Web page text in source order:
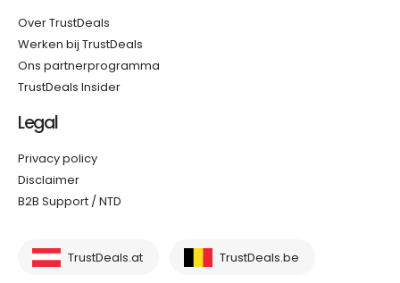
Over TrustDeals
Werken bij TrustDeals
Ons partnerprogramma
TrustDeals Insider
Legal
Privacy policy
Disclaimer
B2B Support / NTD
TrustDeals.at TrustDeals.be